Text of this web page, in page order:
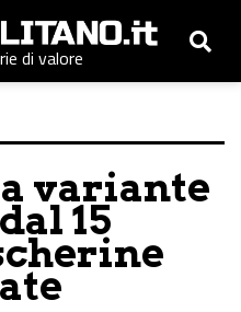
di valore
variante
15